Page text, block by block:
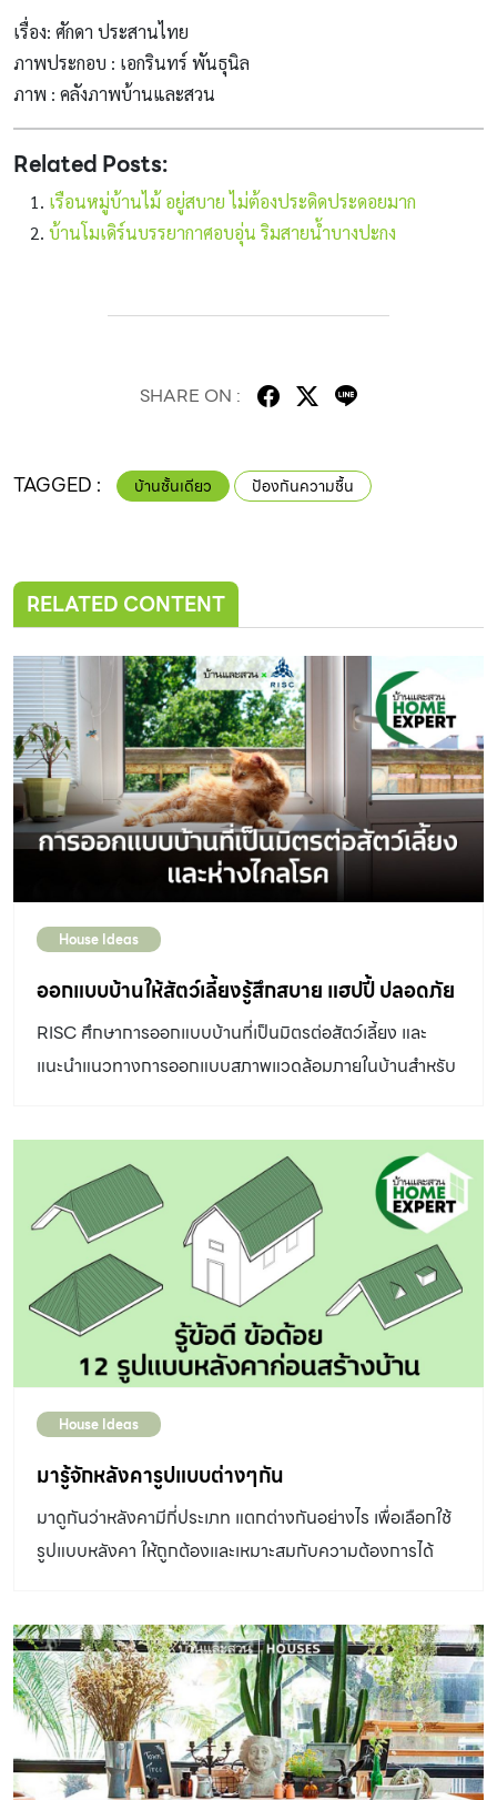
เรื่อง: ศักดา ประสานไทย
ภาพประกอบ : เอกรินทร์ พันธุนิล
ภาพ : คลังภาพบ้านและสวน
Related Posts:
เรือนหมู่บ้านไม้ อยู่สบาย ไม่ต้องประดิดประดอยมาก
บ้านโมเดิร์นบรรยากาศอบอุ่น ริมสายน้ำบางปะกง
SHARE ON :
TAGGED : บ้านชั้นเดียว ป้องกันความชื้น
RELATED CONTENT
House Ideas
ออกแบบบ้านให้สัตว์เลี้ยงรู้สึกสบาย แฮปปี้ ปลอดภัย
RISC ศึกษาการออกแบบบ้านที่เป็นมิตรต่อสัตว์เลี้ยง และ
แนะนำแนวทางการออกแบบสภาพแวดล้อมภายในบ้านสำหรับ
เลี้ยงจากปัจจัยภายนอก เป็นสิ่งที่ควบคุมได้ยาก เช่น โรค
ติดต่อ หรือพาหะนำโรคที่มากับธรรมชาติ แต่สภาพแวดล้อม
ภายในบ้านเป็นเรื่องที่เราสามารถออกแบบได้เอง ซึ่งจะช่วยให้
สัตว์เลี้ยงในบ้าน ปลอดภัย และมีสุขภาพที่ดีได้อย่างแน่นอน
ศูนย์วิจัยและนวัตกรรมเพื่อความยั่งยืน Research &
Innovation for Sustainability Center (RISC) จึงได้
ศึกษาการออกแบบบ้านที่เป็นมิตรต่อสัตว์เลี้ยง และแนะนำ
แนวทางการออกแบบสภาพแวดล้อมภายในบ้านเพื่อความ
ที่ควรคำนึงถึง ได้แก่ ความรู้สึกสบาย การจัดการพื้นที่ใช้สอย
อย่างลงตัวมีคุณภาพ และ การเลือกวัสดุที่เหมาะสมต่อสัตว์
เลี้ยง มีรายละเอียดอะไรบ้างมาดูกัน ออกแบบอย่างไรให้น้องๆ
รู้สึกสบาย ความสบายของสัตว์เลี้ยงขั้นพื้นฐาน สามารถ
ออกแบบได้ 4 ด้าน คือ 1.ไม่ร้อน-หนาวเกินไป มีอุณหภูมิและ
ร้อนหนาวจนเกินไป สัตว์เลี้ยงของเราก็เช่นกัน ช่วงอุณหภูมิ
อากาศและความชื้นสัมพัทธ์ที่สัตว์เลี้ยงรู้สึกสบายจะต่างกับเรา
เพียงเล็กน้อย หากเราสบาย สัตว์เลี้ยงก็สบายด้วย แต่ทั้งนี้เรา
ต้องรู้จักลักษณะพิเศษตามสายพันธุ์ของสัตว์เลี้ยงเป็นอย่างดี
ด้วย เช่น มีต้นกำเนิดสายพันธุ์จากที่ใด ควรอยู่ในสภาพ
House Ideas
มารู้จักหลังคารูปแบบต่างๆกัน
มาดูกันว่าหลังคามีกี่ประเภท แตกต่างกันอย่างไร เพื่อเลือกใช้
รูปแบบหลังคา ให้ถูกต้องและเหมาะสมกับความต้องการได้
เป็นแบบหลังคาที่เกิดจากการสร้างบ้านหรือที่พักชั่วคราวแบบ
ง่ายๆ การใช้หลังคาเพิงหมาแหงนต้องออกแบบให้ด้านที่ลาด
เอียงหันไปหาแสงแดดหรือทิศที่มีฝนสาด แต่อย่างไรก็ดี
หลังคาประเภทนี้ไม่สามารถป้องกันแดดและฝนได้ดีเท่าไรนัก
สำหรับบ้านที่ใช้หลังคาเพิงหมาแหงนอาจแก้ปัญหาเรื่องแดด